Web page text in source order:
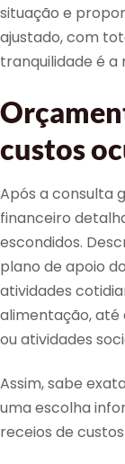
situação e
ajustado, com
tranquilidade é a
custos
Após a consulta
financeiro
escondidos.
plano de apoio
atividades
alimentação, até
ou atividades
Assim, sabe
uma escolha
receios de